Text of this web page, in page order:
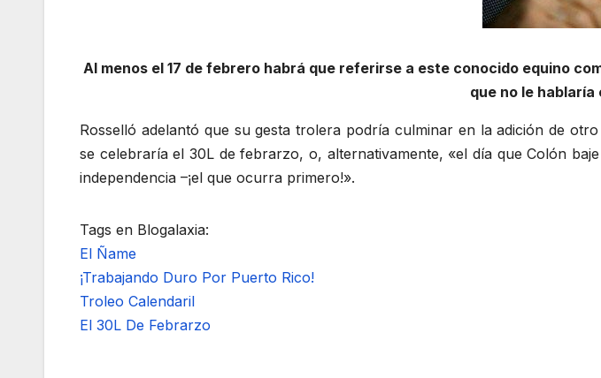
Al menos el 17 de febrero habrá que referirse a este conocido equino
que no le hablaría
Rosselló adelantó que su gesta trolera podría culminar en la adición de
se celebraría el 30L de febrarzo, o, alternativamente, «el día que Colón
independencia –¡el que ocurra primero!».
Tags en Blogalaxia:
El Ñame
¡Trabajando Duro Por Puerto Rico!
Troleo Calendaril
El 30L De Febrarzo